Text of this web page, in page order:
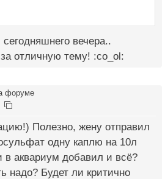
вечера..
отличную тему! :co_ol:
форуме
Полезно, жену отправил
одну каплю на 10л
аквариум добавил и всё?
надо? Будет ли критично